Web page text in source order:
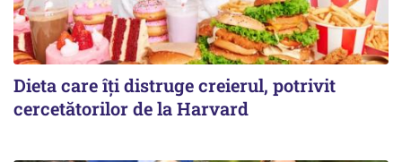
Dieta care îți distruge creierul, potrivit
cercetătorilor de la Harvard